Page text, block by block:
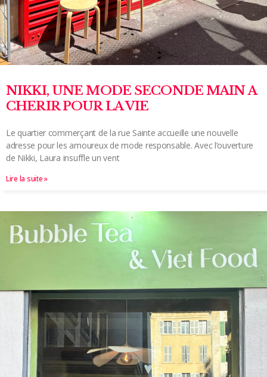
NIKKI, UNE MODE SECONDE MAIN A
CHERIR POUR LA VIE
Le quartier commerçant de la rue Sainte accueille une nouvelle
adresse pour les amoureux de mode responsable. Avec l’ouverture
de Nikki, Laura insuffle un vent
Lire la suite »